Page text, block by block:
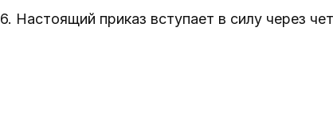
6. Настоящий приказ вступает в силу через